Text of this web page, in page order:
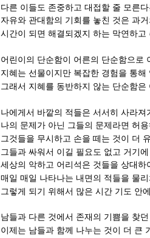
다른 이들도 존중하고 대접할 줄 모른
자유와 관대함의 기회를 놓친 것은 과
시간이 되면 해결되겠지 하는 막연하
어린이의 단순함이 어른의 단순함으로
지혜는 선물이지만 복잡한 경험을 통
그래서 지혜를 동반하지 않는 단순함
나에게서 바깥의 적들은 서서히 사라져
나의 문제가 아닌 그들의 문제라면 허
그것들을 무시하고 손을 떼는 것이 더
그들과 싸워서 이길 필요도 없고 거기
세상의 악하고 어리석은 것들을 상대하
매일 매일 나타나는 내면의 적들을 물
그렇게 되기 위해서 많은 시간 기도 안
남들과 다른 것에서 존재의 기쁨을 찾던
이제는 남들과 함께 나누는 것이 더 큰